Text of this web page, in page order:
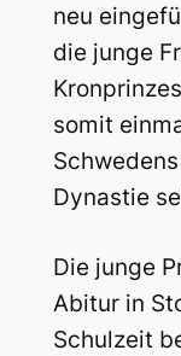
neu
die junge
somit
Dynastie
Die junge
Abitur in
Schulzeit